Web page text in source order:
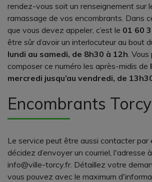
rendez-vous soit un renseignement sur
ramassage de vos encombrants. Dans
que vous devez appeler, c’est le 01 60
être sûr d’avoir un interlocuteur au bout
lundi au samedi, de 8h30 à 12h .
composer ce numéro les après-midis de
mercredi jusqu’au vendredi, de
Encombrants
Le service peut être aussi contacter par
décidez d’envoyer un courriel, l'adresse
info@ville-torcy.fr. Détaillez votre
vous pouvez avec le maximum